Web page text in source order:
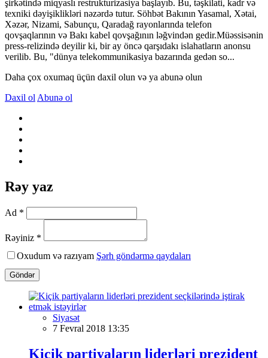
şirkətində miqyaslı restrukturizasiya başlayıb. Bu, təşkilati, kadr və
texniki dəyişiklikləri nəzərdə tutur. Söhbət Bakının Yasamal, Xətai,
Xəzər, Nizami, Sabunçu, Qaradağ rayonlarında telefon
qovşaqlarının və Bakı kabel qovşağının ləğvindən gedir.Müəssisənin
press-relizində deyilir ki, bir ay öncə qarşıdakı islahatların anonsu
verilib. Bu, "dünya telekommunikasiya bazarında gedən so...
Daha çox oxumaq üçün daxil olun və ya abunə olun
Daxil ol Abunə ol
Rəy yaz
Ad *
Rəyiniz *
Oxudum və razıyam Şərh göndərmə qaydaları
Göndər
Siyasət
7 Fevral 2018 13:35
Kiçik partiyaların liderləri prezident